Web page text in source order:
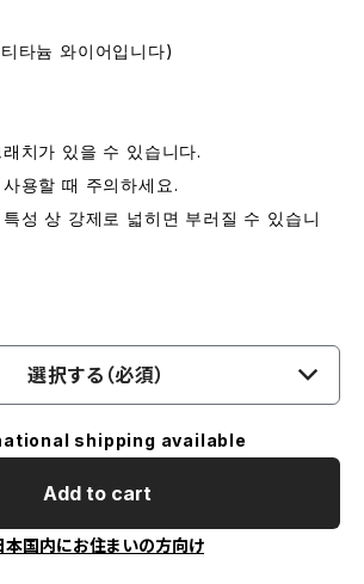
타늄 와이어입니다)
래치가 있을 수 있습니다.
사용할 때 주의하세요.
특성 상 강제로 넓히면 부러질 수 있습니
選択する（必須）
shipping available
Add to cart
本国内にお住まいの方向け